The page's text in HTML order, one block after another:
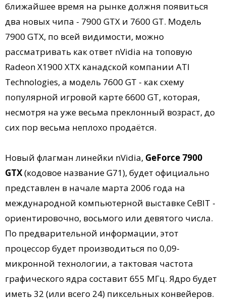
ближайшее время на рынке должня появиться
два новых чипа - 7900 GTX и 7600 GT. Модель
7900 GTX, по всей видимости, можно
рассматривать как ответ nVidia на топовую
Radeon X1900 XTX канадской компании ATI
Technologies, а модель 7600 GT - как схему
популярной игровой карте 6600 GT, которая,
несмотря на уже весьма преклонный возраст, до
сих пор весьма неплохо продаётся.
Новый флагман линейки nVidia, GeForce 7900
GTX(кодовое название G71), будет официально
представлен в начале марта 2006 года на
международной компьютерной выставке CeBIT -
ориентировочно, восьмого или девятого числа.
По предварительной информации, этот
процессор будет производиться по 0,09-
микронной технологии, а тактовая частота
графического ядра составит 655 МГц. Ядро будет
иметь 32 (или всего 24) пиксельных конвейеров.